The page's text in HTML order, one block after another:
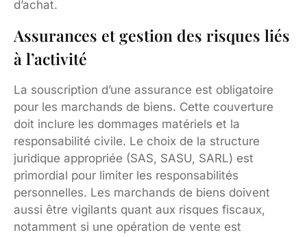
d’achat.
Assurances et gestion des risques liés
à l’activité
La souscription d’une assurance est obligatoire
pour les marchands de biens. Cette couverture
doit inclure les dommages matériels et la
responsabilité civile. Le choix de la structure
juridique appropriée (SAS, SASU, SARL) est
primordial pour limiter les responsabilités
personnelles. Les marchands de biens doivent
aussi être vigilants quant aux risques fiscaux,
notamment si une opération de vente est